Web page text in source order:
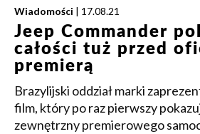
Wiadomości | 17.08.21
Jeep Commander
całości tuż przed
premierą
Brazylijski oddział marki
film, który po raz pierwszy
zewnętrzny premierowego